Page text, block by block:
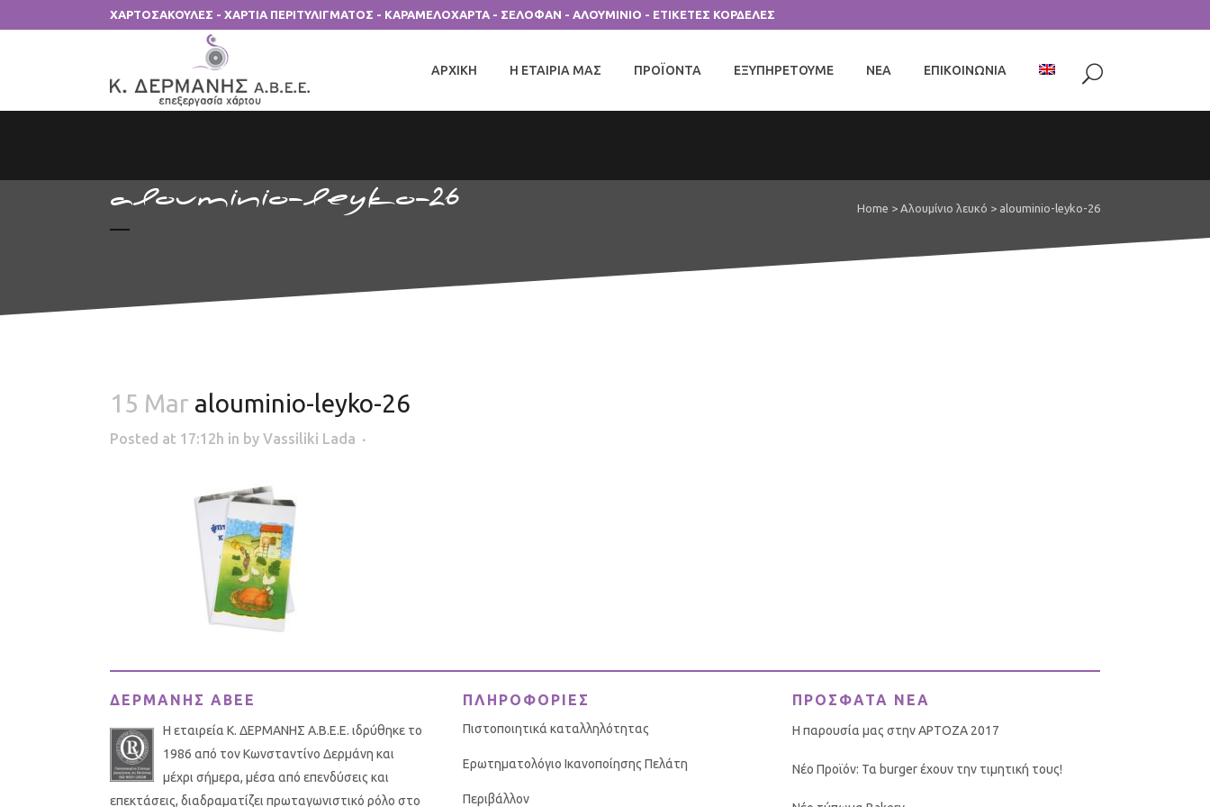
ΧΑΡΤΟΣΑΚΟΥΛΕΣ - ΧΑΡΤΙΑ ΠΕΡΙΤΥΛΙΓΜΑΤΟΣ - ΚΑΡΑΜΕΛΟΧΑΡΤΑ - ΣΕΛΟΦΑΝ - ΑΛΟΥΜΙΝΙΟ - ΕΤΙΚΕΤΕΣ ΚΟΡΔΕΛΕΣ
ΑΡΧΙΚΗ Η ΕΤΑΙΡΙΑ ΜΑΣ ΠΡΟΪΟΝΤΑ ΕΞΥΠΗΡΕΤΟΥΜΕ ΝΕΑ ΕΠΙΚΟΙΝΩΝΙΑ
alouminio-leyko-26 Home > Αλουμίνιο λευκό > alouminio-leyko-26
15 Mar alouminio-leyko-26
Posted at 17:12h in by Vassiliki Lada
ΔΕΡΜΑΝΗΣ ΑΒΕΕ
Η εταιρεία Κ. ΔΕΡΜΑΝΗΣ Α.Β.Ε.Ε. ιδρύθηκε το
1986 από τον Κωνσταντίνο Δερμάνη και
μέχρι σήμερα, μέσα από επενδύσεις και
επεκτάσεις, διαδραματίζει πρωταγωνιστικό ρόλο στο
ΠΛΗΡΟΦΟΡΙΕΣ
Πιστοποιητικά καταλληλότητας
Ερωτηματολόγιο Ικανοποίησης Πελάτη
Περιβάλλον
ΠΡΟΣΦΑΤΑ ΝΕΑ
Η παρουσία μας στην ΑΡΤΟΖΑ 2017
Νέο Προϊόν: Τα burger έχουν την τιμητική τους!